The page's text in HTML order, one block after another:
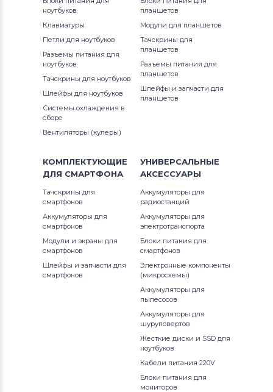
Вентиляторы (кулеры)Gateway
Вентиляторы (кулеры) FCN
Вентиляторы (кулеры)
Вентиляторы (кулеры)MSI
Вентиляторы (кулеры)
Вентиляторы (кулеры)
Вентиляторы (кулеры) Hasee
Вентиляторы (кулеры)Dell
Вентиляторы (кулеры)IBM
Вентиляторы (кулеры)Viewsonic
Все бренды
Вентиляторы (кулеры)Apple
Вентиляторы (кулеры)LG
Вентиляторы (кулеры)Samsung
Вентиляторы (кулеры)
ноутбуков
Клавиатуры
Петли для ноутбуков
Разъемы питания для
ноутбуков
Тачскрины для ноутбуков
Шлейфы для ноутбуков
Системы охлаждения в
сборе
Вентиляторы (кулеры)
планшетов
Модули для планшетов
Тачскрины для
планшетов
Разъемы питания для
планшетов
Шлейфы и запчасти для
планшетов
КОМПЛЕКТУЮЩИЕ
ДЛЯ СМАРТФОНА
Тачскрины для
смартфонов
Аккумуляторы для
смартфонов
Модули и экраны для
смартфонов
Шлейфы и запчасти для
смартфонов
УНИВЕРСАЛЬНЫЕ
АКСЕССУАРЫ
Аккумуляторы для
радиостанций
Аккумуляторы для
электротранспорта
Блоки питания для
смартфонов
Электронные компоненты
(микросхемы)
Аккумуляторы для
пылесосов
Аккумуляторы для
шуруповертов
Жесткие диски и SSD для
ноутбуков
Кабели питания 220V
Блоки питания для
мониторов